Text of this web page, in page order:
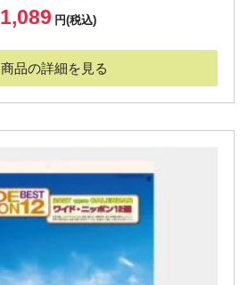
1,089 円(税込)
商品の詳細を見る